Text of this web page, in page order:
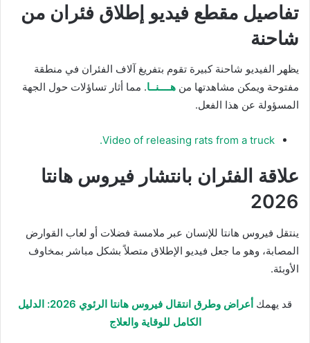
تفاصيل مقطع فيديو إطلاق فئران من
شاحنة
يظهر الفيديو شاحنة كبيرة تقوم بتفريغ آلاف الفئران في منطقة
مفتوحة ويمكن مشاهدتها من هــــنــا. مما أثار تساؤلات حول الجهة
المسؤولة عن هذا الفعل.
Video of releasing rats from a truck.
علاقة الفئران بانتشار فيروس هانتا
2026
ينتقل فيروس هانتا للإنسان عبر ملامسة فضلات أو لعاب القوارض
المصابة، وهو ما جعل فيديو الإطلاق متصلاً بشكل مباشر بمخاوف
الأوبئة.
قد يهمك
أعراض وطرق انتقال فيروس هانتا الرئوي 2026: الدليل
الكامل للوقاية والعلاج